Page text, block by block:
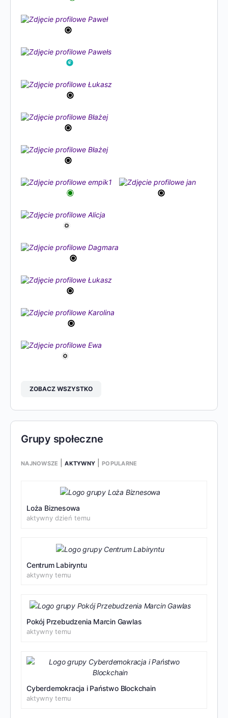
ZOBACZ WSZYSTKO
Grupy społeczne
NAJNOWSZE AKTYWNY POPULARNE
Loża Biznesowa
aktywny dzień temu
Centrum Labiryntu
aktywny temu
Pokój Przebudzenia Marcin Gawlas
aktywny temu
Cyberdemokracja i Państwo Blockchain
aktywny temu